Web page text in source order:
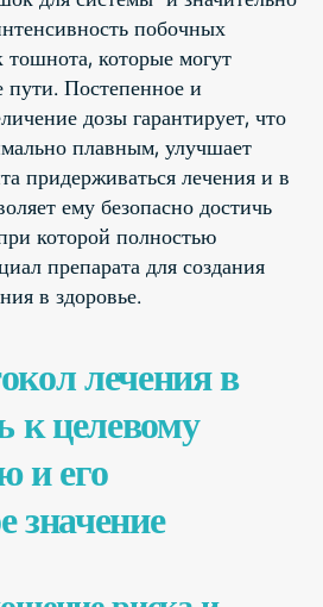
побочных
тошнота, которые могут
пути. Постепенное и
дозы гарантирует, что
плавным, улучшает
придерживаться лечения и в
ему безопасно достичь
которой полностью
препарата для создания
в здоровье.
лечения в
к целевому
и его
значение